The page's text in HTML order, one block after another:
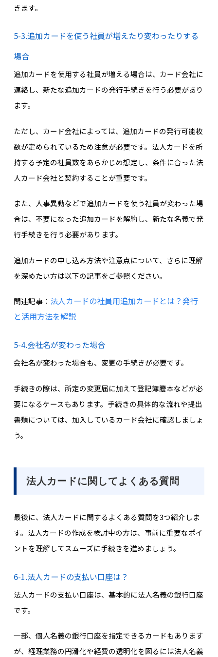
きます。
5-3.追加カードを使う社員が増えたり変わったりする
場合
追加カードを使用する社員が増える場合は、カード会社に
連絡し、新たな追加カードの発行手続きを行う必要があり
ます。
ただし、カード会社によっては、追加カードの発行可能枚
数が定められているため注意が必要です。法人カードを所
持する予定の社員数をあらかじめ想定し、条件に合った法
人カード会社と契約することが重要です。
また、人事異動などで追加カードを使う社員が変わった場
合は、不要になった追加カードを解約し、新たな名義で発
行手続きを行う必要があります。
追加カードの申し込み方法や注意点について、さらに理解
を深めたい方は以下の記事をご参照ください。
関連記事： 法人カードの社員用追加カードとは？発行
と活用方法を解説
5-4.会社名が変わった場合
会社名が変わった場合も、変更の手続きが必要です。
手続きの際は、所定の変更届に加えて登記簿謄本などが必
要になるケースもあります。手続きの具体的な流れや提出
書類については、加入しているカード会社に確認しましょ
う。
法人カードに関してよくある質問
最後に、法人カードに関するよくある質問を3つ紹介しま
す。法人カードの作成を検討中の方は、事前に重要なポイ
ントを理解してスムーズに手続きを進めましょう。
6-1.法人カードの支払い口座は？
法人カードの支払い口座は、基本的に法人名義の銀行口座
です。
一部、個人名義の銀行口座を指定できるカードもあります
が、経理業務の円滑化や経費の透明化を図るには法人名義